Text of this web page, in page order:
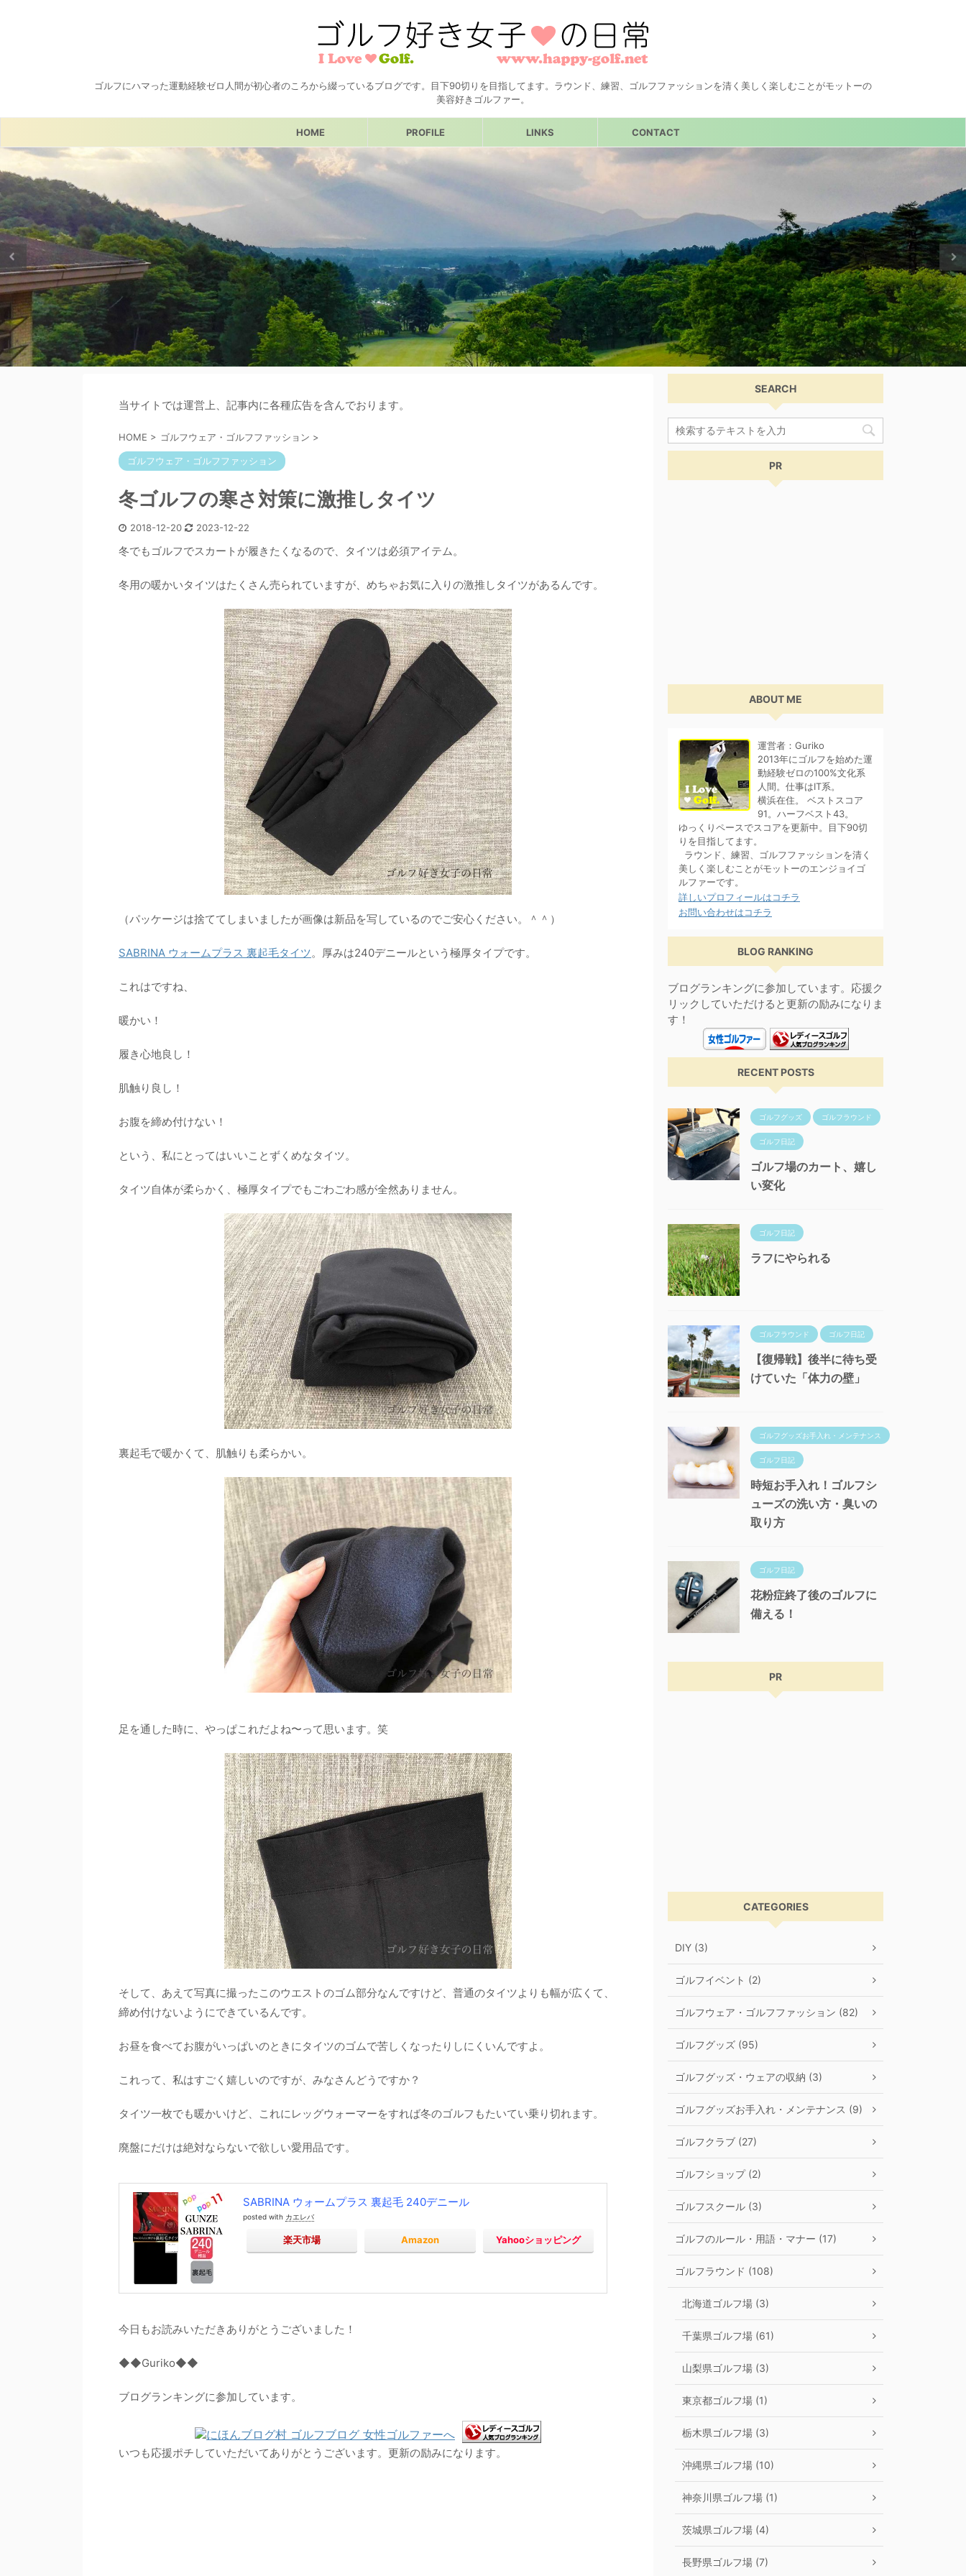
ゴルフにハマった運動経験ゼロ人間が初心者のころから綴っているブログです。目下90切りを目指してます。ラウンド、練習、ゴルフファッションを清く美しく楽しむことがモットーの
美容好きゴルファー。
HOME PROFILE LINKS CONTACT
当サイトでは運営上、記事内に各種広告を含んでおります。
HOME > ゴルフウェア・ゴルフファッション >
ゴルフウェア・ゴルフファッション
冬ゴルフの寒さ対策に激推しタイツ
2018-12-20 2023-12-22
冬でもゴルフでスカートが履きたくなるので、タイツは必須アイテム。
冬用の暖かいタイツはたくさん売られていますが、めちゃお気に入りの激推しタイツがあるんです。
（パッケージは捨ててしまいましたが画像は新品を写しているのでご安心ください。＾＾）
SABRINA ウォームプラス 裏起毛タイツ。厚みは240デニールという極厚タイプです。
これはですね、
暖かい！
履き心地良し！
肌触り良し！
お腹を締め付けない！
という、私にとってはいいことずくめなタイツ。
タイツ自体が柔らかく、極厚タイプでもごわごわ感が全然ありません。
裏起毛で暖かくて、肌触りも柔らかい。
足を通した時に、やっぱこれだよね〜って思います。笑
そして、あえて写真に撮ったこのウエストのゴム部分なんですけど、普通のタイツよりも幅が広くて、
締め付けないようにできているんです。
お昼を食べてお腹がいっぱいのときにタイツのゴムで苦しくなったりしにくいんですよ。
これって、私はすごく嬉しいのですが、みなさんどうですか？
タイツ一枚でも暖かいけど、これにレッグウォーマーをすれば冬のゴルフもたいてい乗り切れます。
廃盤にだけは絶対ならないで欲しい愛用品です。
SABRINA ウォームプラス 裏起毛 240デニール
posted with カエレバ
楽天市場 Amazon Yahooショッピング
今日もお読みいただきありがとうございました！
◆◆Guriko◆◆
ブログランキングに参加しています。
いつも応援ポチしていただいてありがとうございます。更新の励みになります。
SEARCH
PR
ABOUT ME
運営者：Guriko
2013年にゴルフを始めた運
動経験ゼロの100%文化系
人間。仕事はIT系。
横浜在住。 ベストスコア
91。ハーフベスト43。
ゆっくりペースでスコアを更新中。目下90切
りを目指してます。
ラウンド、練習、ゴルフファッションを清く
美しく楽しむことがモットーのエンジョイゴ
ルファーです。
詳しいプロフィールはコチラ
お問い合わせはコチラ
BLOG RANKING
ブログランキングに参加しています。応援ク
リックしていただけると更新の励みになりま
す！
RECENT POSTS
ゴルフグッズ ゴルフラウンド
ゴルフ日記
ゴルフ場のカート、嬉し
い変化
ゴルフ日記
ラフにやられる
ゴルフラウンド ゴルフ日記
【復帰戦】後半に待ち受
けていた「体力の壁」
ゴルフグッズお手入れ・メンテナンス
ゴルフ日記
時短お手入れ！ゴルフシ
ューズの洗い方・臭いの
取り方
ゴルフ日記
花粉症終了後のゴルフに
備える！
PR
CATEGORIES
DIY (3)
ゴルフイベント (2)
ゴルフウェア・ゴルフファッション (82)
ゴルフグッズ (95)
ゴルフグッズ・ウェアの収納 (3)
ゴルフグッズお手入れ・メンテナンス (9)
ゴルフクラブ (27)
ゴルフショップ (2)
ゴルフスクール (3)
ゴルフのルール・用語・マナー (17)
ゴルフラウンド (108)
北海道ゴルフ場 (3)
千葉県ゴルフ場 (61)
山梨県ゴルフ場 (3)
東京都ゴルフ場 (1)
栃木県ゴルフ場 (3)
沖縄県ゴルフ場 (10)
神奈川県ゴルフ場 (1)
茨城県ゴルフ場 (4)
長野県ゴルフ場 (7)